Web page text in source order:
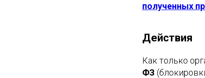
полученных
Действия
Как только
ФЗ